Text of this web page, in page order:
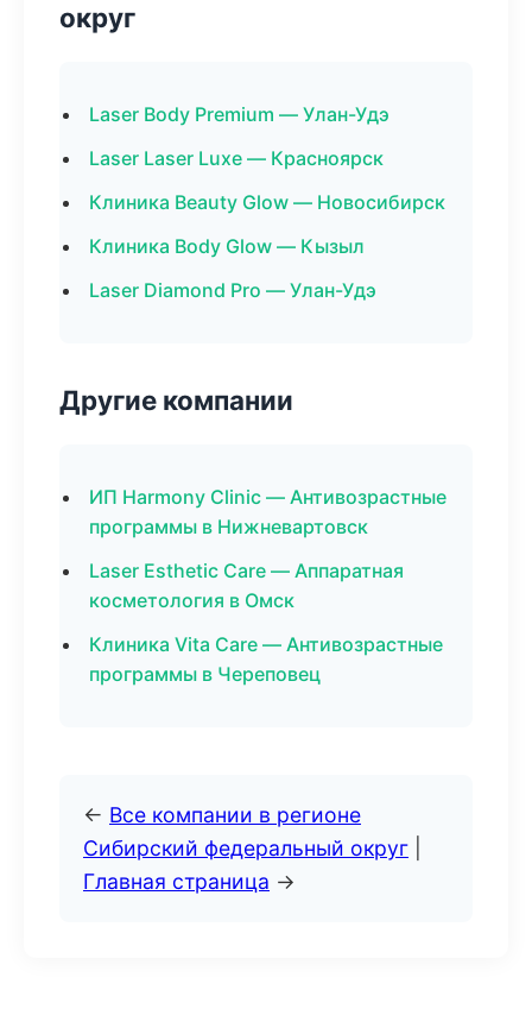
округ
Laser Body Premium — Улан-Удэ
Laser Laser Luxe — Красноярск
Клиника Beauty Glow — Новосибирск
Клиника Body Glow — Кызыл
Laser Diamond Pro — Улан-Удэ
Другие компании
ИП Harmony Clinic — Антивозрастные
программы в Нижневартовск
Laser Esthetic Care — Аппаратная
косметология в Омск
Клиника Vita Care — Антивозрастные
программы в Череповец
← Все компании в регионе
Сибирский федеральный округ
Главная страница →